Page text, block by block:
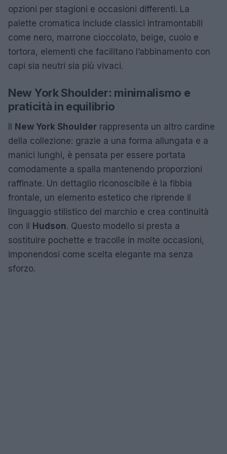
opzioni per stagioni e occasioni differenti. La
palette cromatica include classici intramontabili
come nero, marrone cioccolato, beige, cuoio e
tortora, elementi che facilitano l’abbinamento con
capi sia neutri sia più vivaci.
New York Shoulder: minimalismo e
praticità in equilibrio
New York Shoulder rappresenta un altro cardine
della collezione: grazie a una forma allungata e a
manici lunghi, è pensata per essere portata
comodamente a spalla mantenendo proporzioni
raffinate. Un dettaglio riconoscibile è la fibbia
frontale, un elemento estetico che riprende il
linguaggio stilistico del marchio e crea continuità
con il
Hudson. Questo modello si presta a
sostituire pochette e tracolle in molte occasioni,
imponendosi come scelta elegante ma senza
sforzo.